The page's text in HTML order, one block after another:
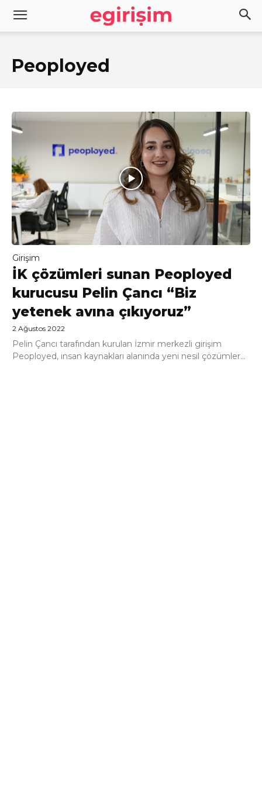
Peoployed
Girişim
İK çözümleri sunan Peoployed
kurucusu Pelin Çancı “Biz
yetenek avına çıkıyoruz”
2 Ağustos 2022
Pelin Çancı tarafından kurulan İzmir merkezli girişim
Peoployed, insan kaynakları alanında yeni nesil çözümler...